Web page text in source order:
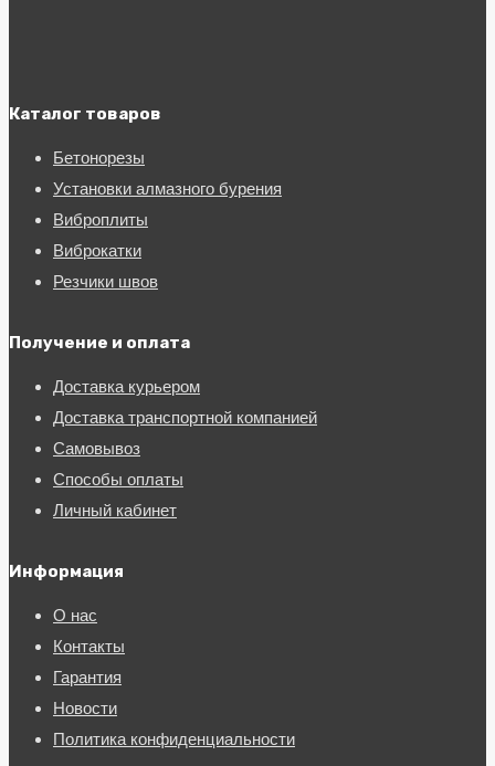
Каталог товаров
Бетонорезы
Установки алмазного бурения
Виброплиты
Виброкатки
Резчики швов
Получение и оплата
Доставка курьером
Доставка транспортной компанией
Самовывоз
Способы оплаты
Личный кабинет
Информация
О нас
Контакты
Гарантия
Новости
Политика конфиденциальности